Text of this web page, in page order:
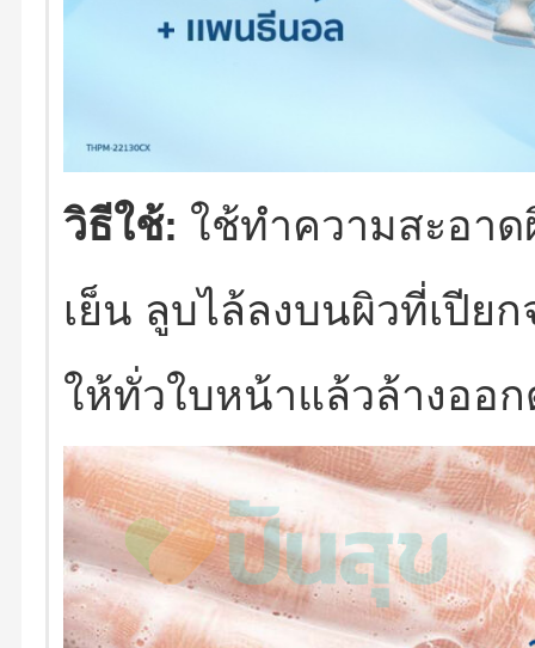
วิธีใช้: ใช้ทำความสะอาด
เย็น ลูบไล้ลงบนผิวที่เปีย
ให้ทั่วใบหน้าแล้วล้างออ